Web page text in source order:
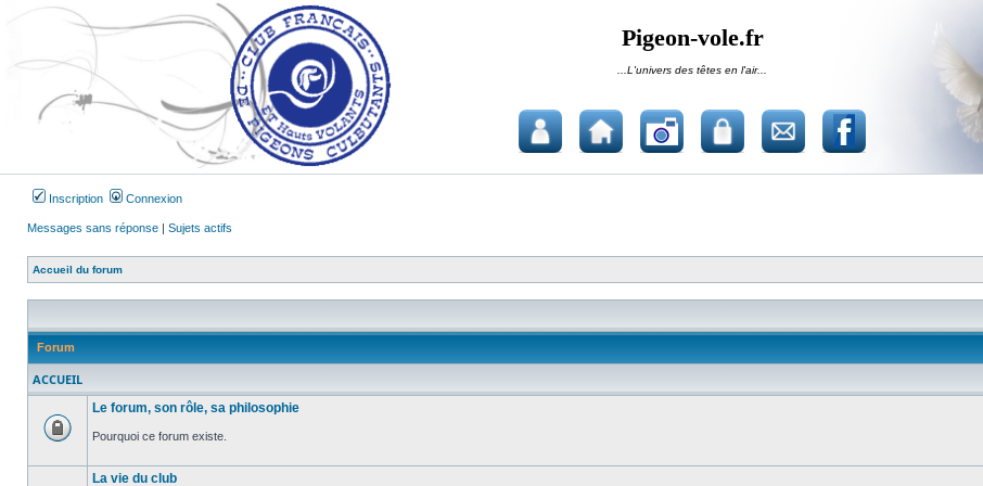
Pigeon-vole.fr
...L'univers des têtes en l'air...
Inscription Connexion
Messages sans réponse | Sujets actifs
Accueil du forum
Forum
ACCUEIL
verrouillé
Le forum, son rôle, sa philosophie
Pourquoi ce forum existe.
La vie du club